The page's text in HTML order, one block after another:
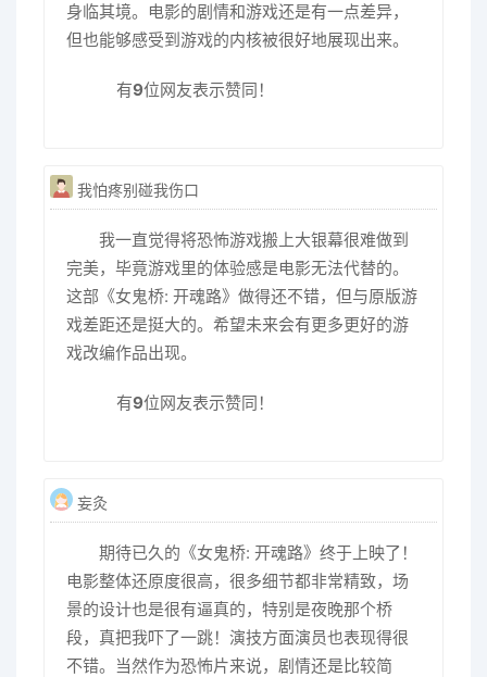
身临其境。电影的剧情和游戏还是有一点差异，
但也能够感受到游戏的内核被很好地展现出来。
有9位网友表示赞同！
我怕疼别碰我伤口
我一直觉得将恐怖游戏搬上大银幕很难做到
完美，毕竟游戏里的体验感是电影无法代替的。
这部《女鬼桥: 开魂路》做得还不错，但与原版游
戏差距还是挺大的。希望未来会有更多更好的游
戏改编作品出现。
有9位网友表示赞同！
妄灸
期待已久的《女鬼桥: 开魂路》终于上映了！
电影整体还原度很高，很多细节都非常精致，场
景的设计也是很有逼真的，特别是夜晚那个桥
段，真把我吓了一跳！演技方面演员也表现得很
不错。当然作为恐怖片来说，剧情还是比较简